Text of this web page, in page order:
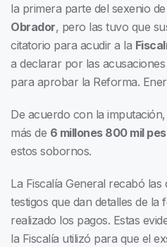
la primera parte del sexenio de
Obrador, pero las tuvo que
citatorio para acudir a la
a declarar por las
para aprobar la Reforma.
De acuerdo con la
más de 6 millones 800 mil
estos sobornos.
La Fiscalía General recabó
testigos que dan detalles de
realizado los pagos. Estas
la Fiscalía utilizó para que el